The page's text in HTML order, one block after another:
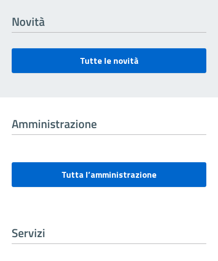
Novità
Tutte le novità
Amministrazione
Tutta l’amministrazione
Servizi